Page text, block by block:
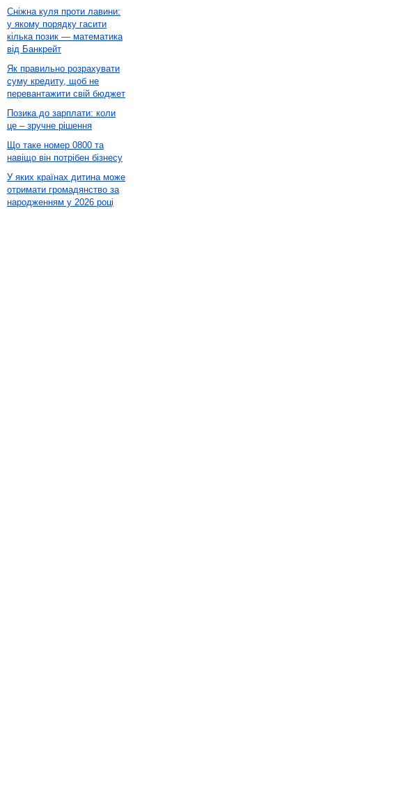
Сніжна куля проти лавини:
у якому порядку гасити
кілька позик — математика
від Банкрейт
Як правильно розрахувати
суму кредиту, щоб не
перевантажити свій бюджет
Позика до зарплати: коли
це – зручне рішення
Що таке номер 0800 та
навіщо він потрібен бізнесу
У яких країнах дитина може
отримати громадянство за
народженням у 2026 році